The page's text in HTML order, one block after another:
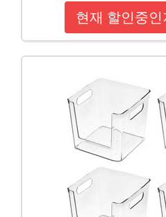
현재 할인중